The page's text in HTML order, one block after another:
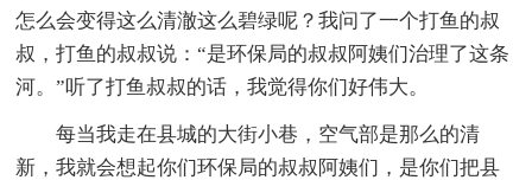
怎么会变得这么清澈这么碧绿呢？我问了一个打鱼的叔
叔，打鱼的叔叔说：“是环保局的叔叔阿姨们治理了这条
河。”听了打鱼叔叔的话，我觉得你们好伟大。
每当我走在县城的大街小巷，空气部是那么的清
新，我就会想起你们环保局的叔叔阿姨们，是你们把县